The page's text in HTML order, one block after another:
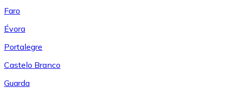
Faro
Évora
Portalegre
Castelo Branco
Guarda